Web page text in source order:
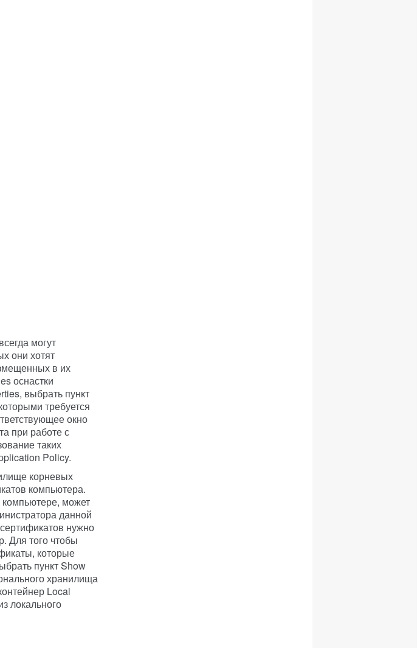
могут
они хотят
в их
оснастки
выбрать пункт
требуется
окно
при работе с
таких
Policy.
корневых
компьютера.
может
данной
нужно
Для того чтобы
которые
пункт Show
хранилища
Local
локального